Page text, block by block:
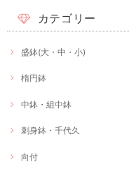
カテゴリー
盛鉢(大・中・小)
楕円鉢
中鉢・組中鉢
刺身鉢・千代久
向付